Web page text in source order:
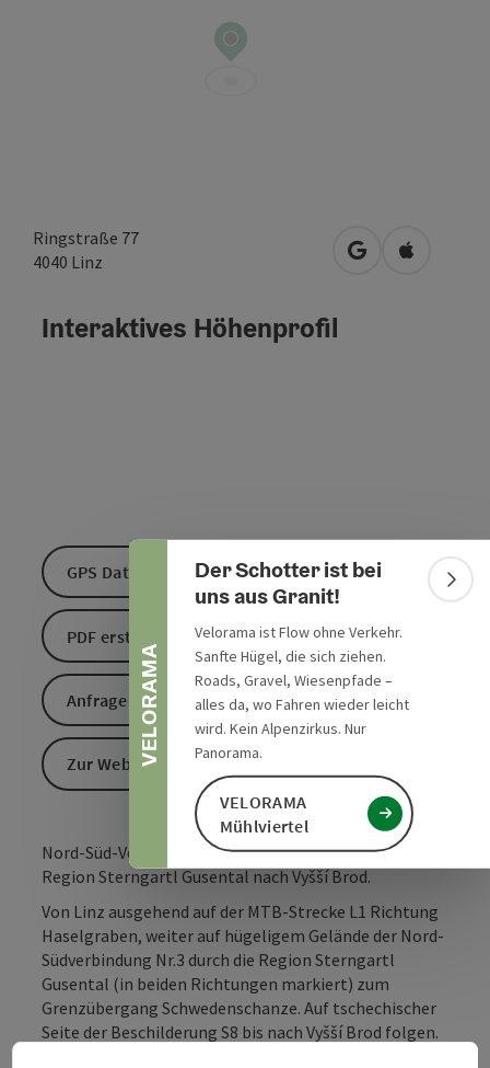
VELORAMA
Banner einklappen
Der Schotter ist bei
uns aus Granit!
Velorama ist Flow ohne Verkehr.
Sanfte Hügel, die sich ziehen.
Roads, Gravel, Wiesenpfade –
alles da, wo Fahren wieder leicht
wird. Kein Alpenzirkus. Nur
Panorama.
VELORAMA
Mühlviertel
Ringstraße 77
4040 Linz in Google Maps
in Apple
Nord-Süd-Verbindung von Linz ausgehend, durch die
Region Sterngartl Gusental nach Vyšší Brod.
Von Linz ausgehend auf der MTB-Strecke L1 Richtung
Haselgraben, weiter auf hügeligem Gelände der Nord-
Südverbindung Nr.3 durch die Region Sterngartl
Gusental (in beiden Richtungen markiert) zum
Grenzübergang Schwedenschanze. Auf tschechischer
Seite der Beschilderung S8 bis nach Vyšší Brod folgen.
Interaktives Höhenprofil
GPS Daten downloaden
PDF erstellen
Anfrage senden
Zur Website